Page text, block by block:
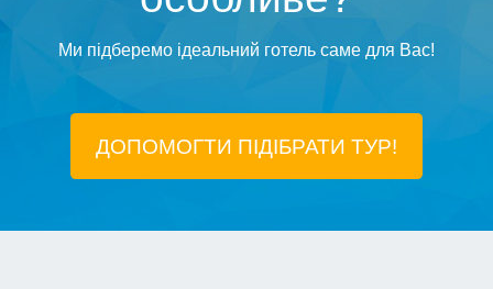
Ми підберемо ідеальний готель саме для Вас!
ДОПОМОГТИ ПІДIБРАТИ ТУР!